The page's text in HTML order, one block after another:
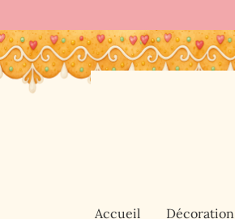
Accueil Décoration